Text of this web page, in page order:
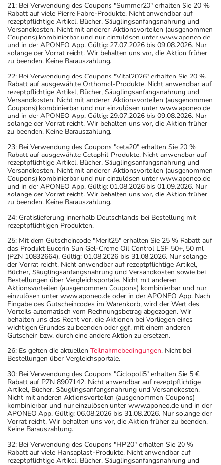
21: Bei Verwendung des Coupons "Summer20" erhalten Sie 20 %
Rabatt auf viele Pierre Fabre-Produkte. Nicht anwendbar auf
rezeptpflichtige Artikel, Bücher, Säuglingsanfangsnahrung und
Versandkosten. Nicht mit anderen Aktionsvorteilen (ausgenommen
Coupons) kombinierbar und nur einzulösen unter www.aponeo.de
und in der APONEO App. Gültig: 27.07.2026 bis 09.08.2026. Nur
solange der Vorrat reicht. Wir behalten uns vor, die Aktion früher
zu beenden. Keine Barauszahlung.
22: Bei Verwendung des Coupons "Vital2026" erhalten Sie 20 %
Rabatt auf ausgewählte Orthomol-Produkte. Nicht anwendbar auf
rezeptpflichtige Artikel, Bücher, Säuglingsanfangsnahrung und
Versandkosten. Nicht mit anderen Aktionsvorteilen (ausgenommen
Coupons) kombinierbar und nur einzulösen unter www.aponeo.de
und in der APONEO App. Gültig: 29.07.2026 bis 09.08.2026. Nur
solange der Vorrat reicht. Wir behalten uns vor, die Aktion früher
zu beenden. Keine Barauszahlung.
23: Bei Verwendung des Coupons "ceta20" erhalten Sie 20 %
Rabatt auf ausgewählte Cetaphil-Produkte. Nicht anwendbar auf
rezeptpflichtige Artikel, Bücher, Säuglingsanfangsnahrung und
Versandkosten. Nicht mit anderen Aktionsvorteilen (ausgenommen
Coupons) kombinierbar und nur einzulösen unter www.aponeo.de
und in der APONEO App. Gültig: 01.08.2026 bis 01.09.2026. Nur
solange der Vorrat reicht. Wir behalten uns vor, die Aktion früher
zu beenden. Keine Barauszahlung.
24: Gratislieferung innerhalb Deutschlands bei Bestellung mit
rezeptpflichtigen Produkten.
25: Mit dem Gutscheincode "Merit25" erhalten Sie 25 % Rabatt auf
das Produkt Eucerin Sun Gel-Creme Oil Control LSF 50+, 50 ml
(PZN 10832664). Gültig: 01.08.2026 bis 31.08.2026. Nur solange
der Vorrat reicht. Nicht anwendbar auf rezeptpflichtige Artikel,
Bücher, Säuglingsanfangsnahrung und Versandkosten sowie bei
Bestellungen über Vergleichsportale. Nicht mit anderen
Aktionsvorteilen (ausgenommen Coupons) kombinierbar und nur
einzulösen unter www.aponeo.de oder in der APONEO App. Nach
Eingabe des Gutscheincodes im Warenkorb, wird der Wert des
Vorteils automatisch vom Rechnungsbetrag abgezogen. Wir
behalten uns das Recht vor, die Aktionen bei Vorliegen eines
wichtigen Grundes zu beenden oder ggf. mit einem anderen
Gutschein bzw. durch eine andere Aktion zu ersetzen.
26: Es gelten die aktuellen Teilnahmebedingungen. Nicht bei
Bestellungen über Vergleichsportale.
30: Bei Verwendung des Coupons "Ciclopoli5" erhalten Sie 5 €
Rabatt auf PZN 8907142. Nicht anwendbar auf rezeptpflichtige
Artikel, Bücher, Säuglingsanfangsnahrung und Versandkosten.
Nicht mit anderen Aktionsvorteilen (ausgenommen Coupons)
kombinierbar und nur einzulösen unter www.aponeo.de und in der
APONEO App. Gültig: 06.08.2026 bis 31.08.2026. Nur solange der
Vorrat reicht. Wir behalten uns vor, die Aktion früher zu beenden.
Keine Barauszahlung.
32: Bei Verwendung des Coupons "HP20" erhalten Sie 20 %
Rabatt auf viele Hansaplast-Produkte. Nicht anwendbar auf
rezeptpflichtige Artikel, Bücher, Säuglingsanfangsnahrung und